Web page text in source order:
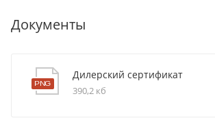
Документы
Дилерский сертификат
390,2 кб